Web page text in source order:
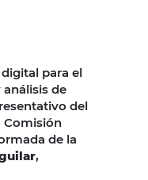
para el
de
del
Comisión
de la
,